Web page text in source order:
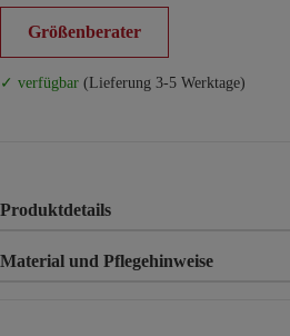
Größenberater
✓ verfügbar (Lieferung 3-5 Werktage)
Produktdetails
Material und Pflegehinweise